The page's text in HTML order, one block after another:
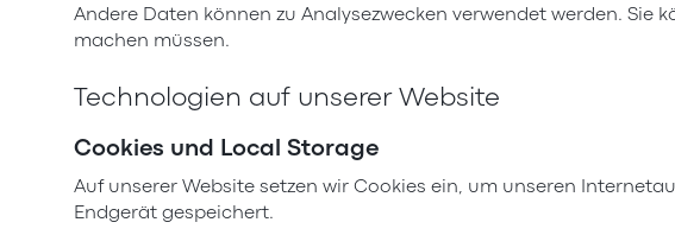
Andere Daten können zu Analysezwecken verwendet werden.
machen müssen.
Technologien auf unserer Website
Cookies und Local Storage
Auf unserer Website setzen wir Cookies ein, um unseren
Endgerät gespeichert.